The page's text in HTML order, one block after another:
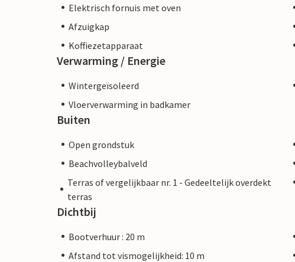
Elektrisch fornuis met oven
Afzuigkap
Koffiezetapparaat
Verwarming / Energie
Wintergeïsoleerd
Vloerverwarming in badkamer
Buiten
Open grondstuk
Beachvolleybalveld
Terras of vergelijkbaar nr. 1 - Gedeeltelijk overdekt
terras
Dichtbij
Bootverhuur : 20 m
Afstand tot vismogelijkheid: 10 m